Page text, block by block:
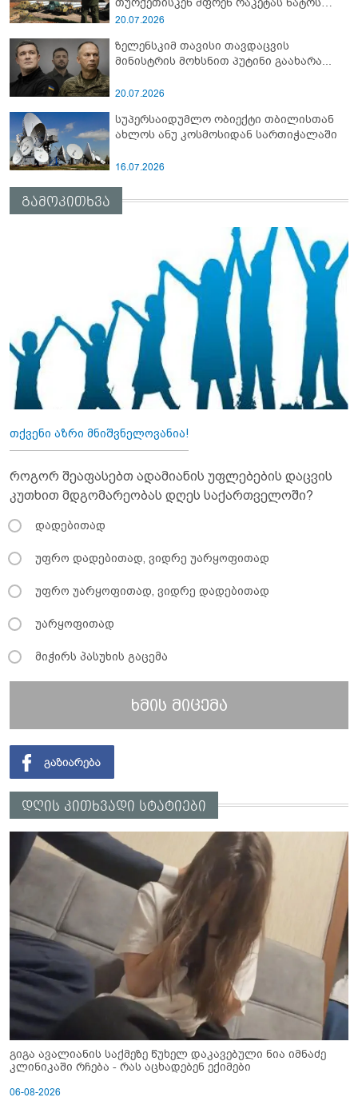
სამიტი კინაღამ ჩაუშლია
20.07.2026
ზელენსკიმ თავისი თავდაცვის
მინისტრის მოხსნით პუტინი გაახარა...
20.07.2026
სუპერსაიდუმლო ობიექტი თბილისთან
ახლოს ანუ კოსმოსიდან სართიჭალაში
16.07.2026
გამოკითხვა
თქვენი აზრი მნიშვნელოვანია!
როგორ შეაფასებთ ადამიანის უფლებების დაცვის
კუთხით მდგომარეობას დღეს საქართველოში?
დადებითად
უფრო დადებითად, ვიდრე უარყოფითად
უფრო უარყოფითად, ვიდრე დადებითად
უარყოფითად
მიჭირს პასუხის გაცემა
ხმის მიცემა
დღის კითხვადი სტატიები
გიგა ავალიანის საქმეზე წუხელ დაკავებული ნია იმნაძე
კლინიკაში რჩება - რას აცხადებენ ექიმები
06-08-2026